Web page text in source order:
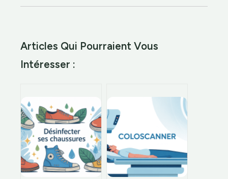
Articles Qui Pourraient Vous
Intéresser :